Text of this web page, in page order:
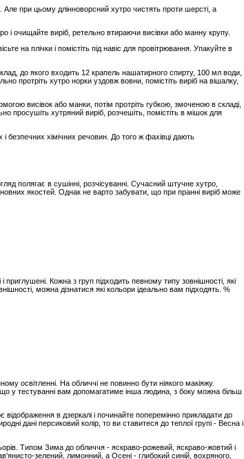
при цьому длінноворсний хутро чистять проти шерсті, а
і очищайте виріб, ретельно втираючи висівки або манну крупу.
на плічки і помістіть під навіс для провітрювання. Упакуйте в
до якого входить 12 крапель нашатирного спирту, 100 мл води,
протріть хутро норки уздовж вовни, помістіть виріб на вішалку,
висівок або манки, потім протріть губкою, змоченою в складі,
просушіть хутряний виріб, розчешіть, помістіть в мішок для
безпечних хімічних речовин. До того ж фахівці дають
полягає в сушінні, розчісуванні. Сучасний штучне хутро,
якостей. Однак не варто забувати, що при пранні виріб може
і приглушені. Кожна з груп підходить певному типу зовнішності, які
можна дізнатися які кольори ідеально вам підходять. %
освітленні. На обличчі не повинно бути ніякого макіяжу.
у тестуванні вам допомагатиме інша людина, з боку можна більш
відображення в дзеркалі і починайте поперемінно прикладати до
дані персиковий колір, то ви ставитеся до теплої групі - Весна і
Типом Зима до обличчя - яскраво-рожевий, яскраво-жовтий і
зелений, лимонний, а Осені - глибокий синій, вохряного,